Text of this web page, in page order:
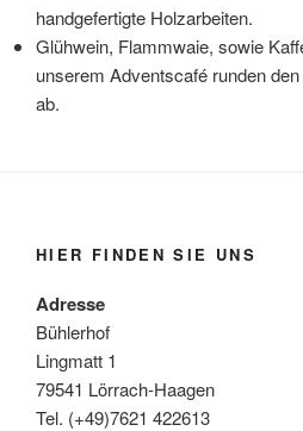
handgefertigte Holzarbeiten.
Glühwein, Flammwaie, sowie
unserem Adventscafé runden
ab.
HIER FINDEN SIE UNS
Adresse
Bühlerhof
Lingmatt 1
79541 Lörrach-Haagen
Tel. (+49)7621 422613